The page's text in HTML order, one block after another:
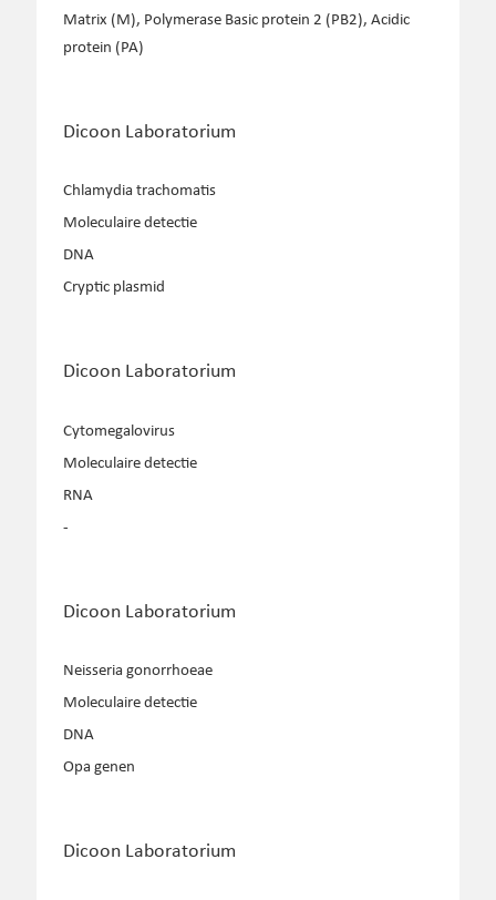
Matrix (M), Polymerase Basic protein 2 (PB2), Acidic
protein (PA)
Dicoon Laboratorium
Chlamydia trachomatis
Moleculaire detectie
DNA
Cryptic plasmid
Dicoon Laboratorium
Cytomegalovirus
Moleculaire detectie
RNA
-
Dicoon Laboratorium
Neisseria gonorrhoeae
Moleculaire detectie
DNA
Opa genen
Dicoon Laboratorium